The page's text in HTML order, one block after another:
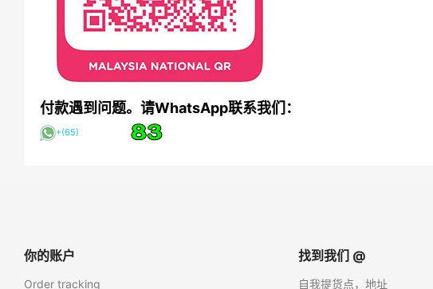
付款遇到问题。请WhatsApp联系我们：
+(65)
你的账户
Order tracking
找到我们 @
自我提货点，地址